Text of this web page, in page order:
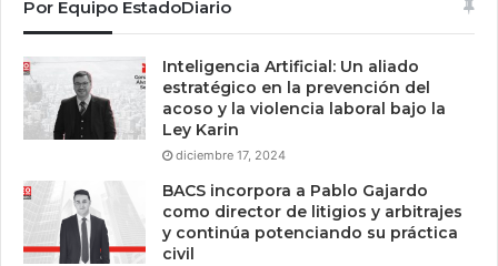
Por Equipo EstadoDiario
Inteligencia Artificial: Un aliado
estratégico en la prevención del
acoso y la violencia laboral bajo la
Ley Karin
diciembre 17, 2024
BACS incorpora a Pablo Gajardo
como director de litigios y arbitrajes
y continúa potenciando su práctica
civil